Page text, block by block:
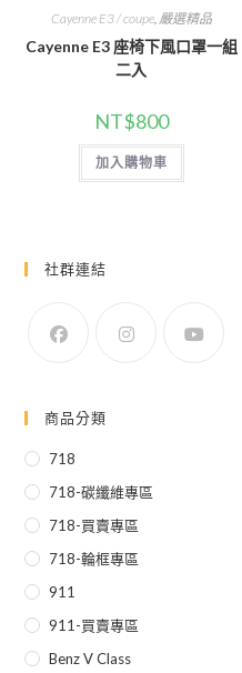
選
選
Cayenne E3 / coupe, 嚴選精品
Cayenne E3 座椅下風口罩一組
二入
NT$800
加入購物車
社群連結
商品分類
718
718-碳纖維專區
718-買賣專區
718-輪框專區
911
911-買賣專區
Benz V Class